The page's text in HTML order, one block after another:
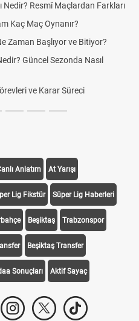
Nedir? Resmî Maçlardan Farkları
Kaç Maç Oynanır?
Zaman Başlıyor ve Bitiyor?
Güncel Sezonda Nasıl
ve Karar Süreci
Anlatım At Yarışı
Lig Fikstür Süper Lig Haberleri
Beşiktaş Trabzonspor
Beşiktaş Transfer
Sonuçları Aktif Sayaç